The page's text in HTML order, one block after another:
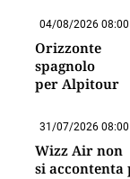
04/08/2026 08:00
Orizzonte
spagnolo
per Alpitour
31/07/2026 08:00
Wizz Air non
si accontenta